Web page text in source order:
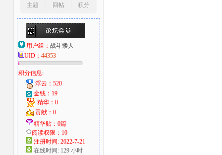
主题
回帖
积分
用户组： 战斗矮人
UID： 44353
积分信息:
浮云：520
金钱：19
精华：0
贡献：0
精华贴：0篇
阅读权限：10
注册时间: 2022-7-21
在线时间: 129 小时